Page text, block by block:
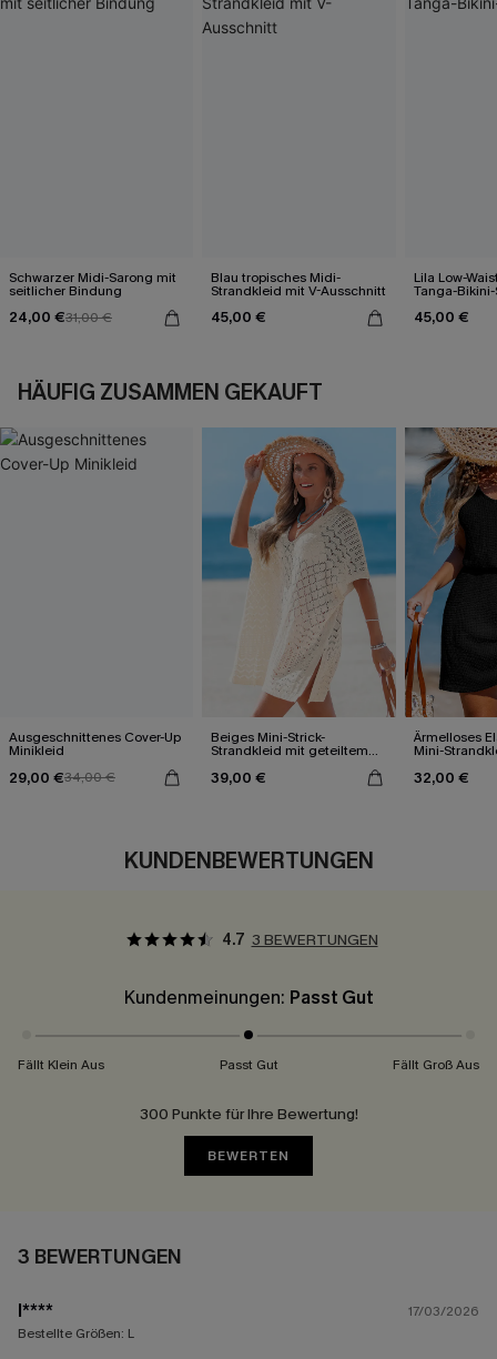
Schwarzer Midi-Sarong mit
seitlicher Bindung
24,00 €31,00 €
Blau tropisches Midi-
Strandkleid mit V-Ausschnitt
45,00 €
Lila Low-
Tanga-
45,00 €
HÄUFIG ZUSAMMEN GEKAUFT
Ausgeschnittenes Cover-Up
Minikleid
29,00 €34,00 €
Beiges Mini-Strick-
Strandkleid mit geteiltem
39,00 €
Ärmelloses
Mini-
32,00 €
KUNDENBEWERTUNGEN
4.7 3 BEWERTUNGEN
Kundenmeinungen: Passt Gut
Fällt Klein Aus Passt Gut Fällt Groß Aus
300 Punkte für Ihre Bewertung!
BEWERTEN
3 BEWERTUNGEN
l****
17/03/2026
Bestellte Größen: L